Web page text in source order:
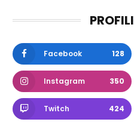
PROFILI
Facebook 128
Instagram 350
Twitch 424